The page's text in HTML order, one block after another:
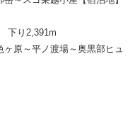
り2,391m
原～平ノ渡場～奥黒部ヒュ